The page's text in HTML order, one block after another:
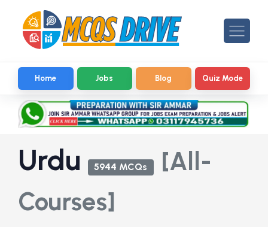
Home Jobs Blog Quiz Mode
Urdu 5944 MCQs
[All-
Courses]